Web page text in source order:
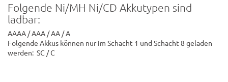
Folgende Ni/MH Ni/CD Akkutypen sind
ladbar:
AAAA / AAA / AA / A
Folgende Akkus können nur im Schacht 1 und Schacht 8 geladen
werden: SC / C